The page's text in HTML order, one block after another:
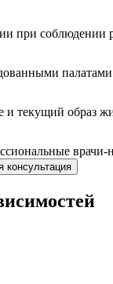
при соблюдении
палатами
и текущий образ
врачи-
консультация